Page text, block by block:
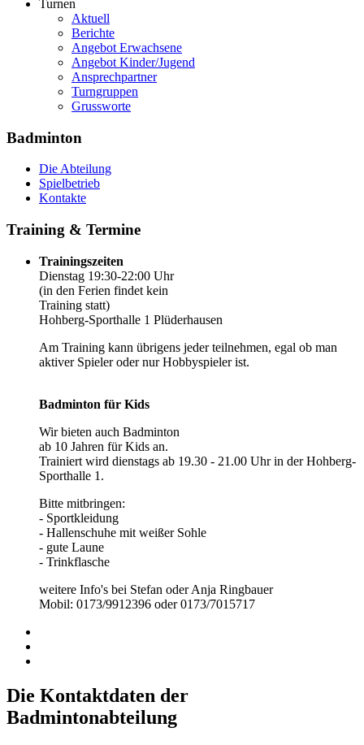
Turnen
Aktuell
Berichte
Angebot Erwachsene
Angebot Kinder/Jugend
Ansprechpartner
Turngruppen
Grussworte
Badminton
Die Abteilung
Spielbetrieb
Kontakte
Training & Termine
Trainingszeiten
Dienstag 19:30-22:00 Uhr
(in den Ferien findet kein
Training statt)
Hohberg-Sporthalle 1 Plüderhausen
Am Training kann übrigens jeder teilnehmen, egal ob man
aktiver Spieler oder nur Hobbyspieler ist.
Badminton für Kids
Wir bieten auch Badminton
ab 10 Jahren für Kids an.
Trainiert wird dienstags ab 19.30 - 21.00 Uhr in der Hohberg-
Sporthalle 1.
Bitte mitbringen:
- Sportkleidung
- Hallenschuhe mit weißer Sohle
- gute Laune
- Trinkflasche
weitere Info's bei Stefan oder Anja Ringbauer
Mobil: 0173/9912396 oder 0173/7015717
Die Kontaktdaten der
Badmintonabteilung